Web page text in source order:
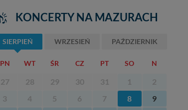
KONCERTY NA MAZURACH
SIERPIEŃ WRZESIEŃ PAŹDZIERNIK
PN WT ŚR CZ PT SO N
27 28 29 30 31 1
2
3
4 5 6 7 8
9